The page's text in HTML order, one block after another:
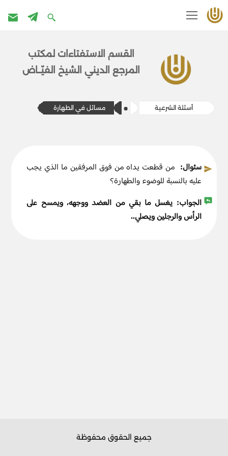
القسم الاستفتاءات ل​​مكتب
المرج​ع الديني الشيخ الفيّــاض
أسئلة الشرعية ​​مسائل في الطهارة
سئوال: من قطعت يداه من فوق المرفقين ما الذي يجب
عليه بالنسبة للوضوء والطهارة؟
الجواب: يغسل ما بقي من العضد ووجهه، ويمسح على
الرأس والرجلين ويصلي..
جميع الحقوق محفوظة